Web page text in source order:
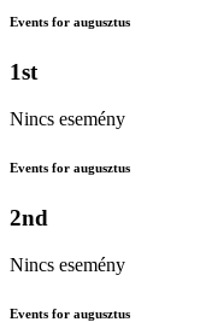
Events for augusztus
1st
Nincs esemény
Events for augusztus
2nd
Nincs esemény
Events for augusztus